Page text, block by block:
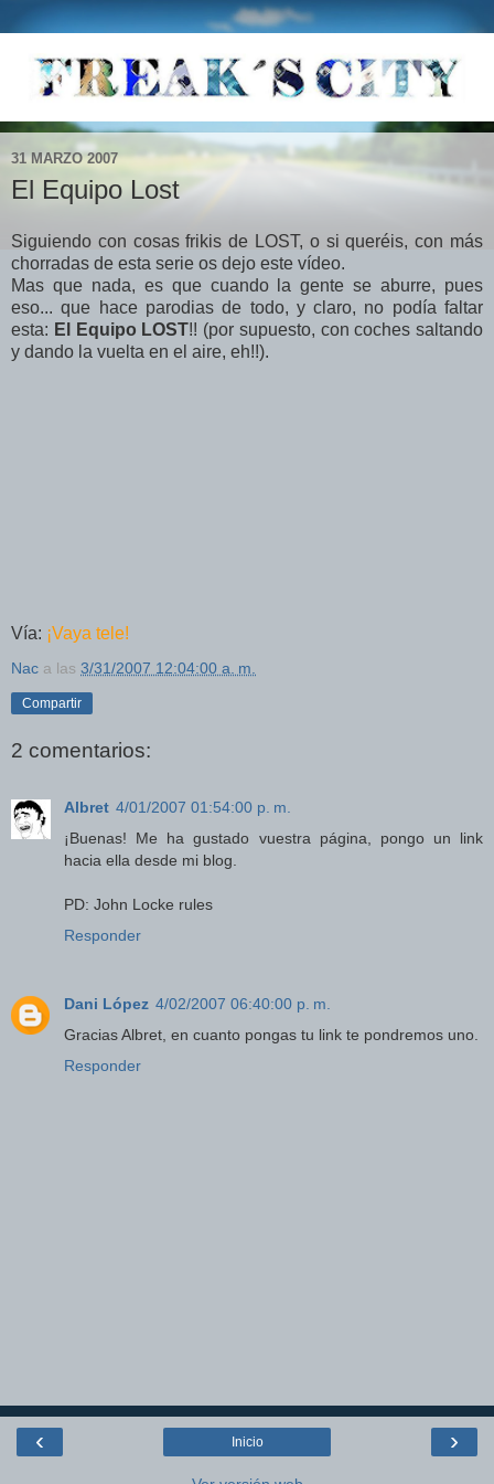
31 MARZO 2007
El Equipo Lost
Siguiendo con cosas frikis de LOST, o si queréis, con más
chorradas de esta serie os dejo este vídeo.
Mas que nada, es que cuando la gente se aburre, pues
eso... que hace parodias de todo, y claro, no podía faltar
esta: El Equipo LOST!! (por supuesto, con coches saltando
y dando la vuelta en el aire, eh!!).
Vía: ¡Vaya tele!
Nac a las 3/31/2007 12:04:00 a. m.
Compartir
2 comentarios:
Albret 4/01/2007 01:54:00 p. m.
¡Buenas! Me ha gustado vuestra página, pongo un link
hacia ella desde mi blog.
PD: John Locke rules
Responder
Dani López 4/02/2007 06:40:00 p. m.
Gracias Albret, en cuanto pongas tu link te pondremos uno.
Responder
‹ ›
Inicio